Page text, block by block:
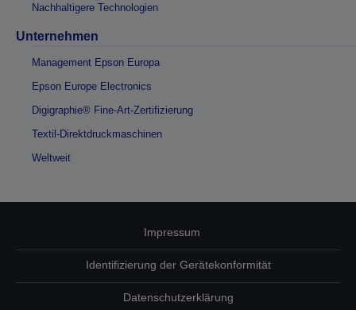
Nachhaltigere Technologien
Unternehmen
Management Epson Europa
Epson Europe Electronics
Digigraphie® Fine-Art-Zertifizierung
Textil-Direktdruckmaschinen
Weltweit
Impressum
Identifizierung der Gerätekonformität
Datenschutzerklärung